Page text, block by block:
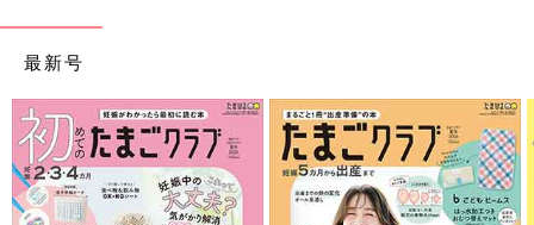
最新号